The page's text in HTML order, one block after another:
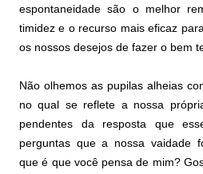
espontaneidade são o melhor
timidez e o recurso mais eficaz
os nossos desejos de fazer o bem
Não olhemos as pupilas alheias
no qual se reflete a nossa
pendentes da resposta que
perguntas que a nossa vaidade
que é que você pensa de mim?